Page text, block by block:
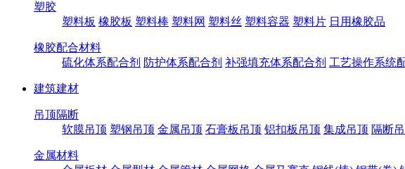
塑胶
塑料板 橡胶板 塑料棒 塑料网 塑料丝 塑料容器 塑料片 日用橡胶品
橡胶配合材料
硫化体系配合剂 防护体系配合剂 补强填充体系配合剂 工艺操作系统
建筑建材
吊顶隔断
软膜吊顶 塑钢吊顶 金属吊顶 石膏板吊顶 铝扣板吊顶 集成吊顶 隔断
金属材料